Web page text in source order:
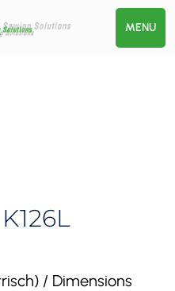
MENU
/ Dimensions